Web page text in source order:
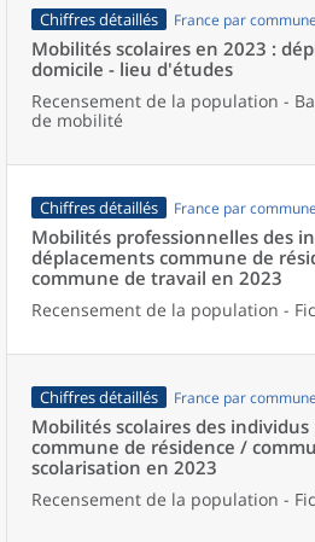
Chiffres détaillés France par
Mobilités scolaires en 2023 :
domicile - lieu d'études
Recensement de la population -
de mobilité
Chiffres détaillés France par
Mobilités professionnelles des
déplacements commune de
commune de travail en 2023
Recensement de la population -
Chiffres détaillés France par
Mobilités scolaires des
commune de résidence /
scolarisation en 2023
Recensement de la population -